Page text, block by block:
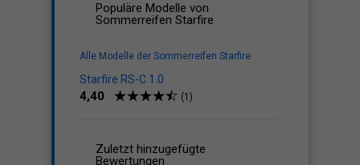
Populäre Modelle von
Sommerreifen Starfire
Alle Modelle der Sommerreifen Starfire
Starfire RS-C 1.0
4,40 (1)
Zuletzt hinzugefügte
Bewertungen